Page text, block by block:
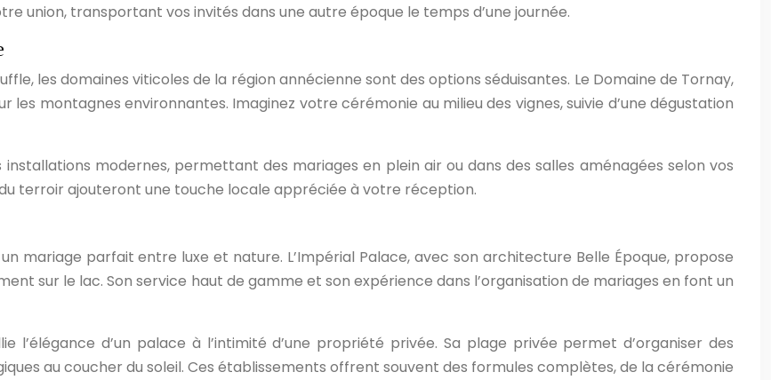
union, transportant vos invités dans une autre époque le temps d’une journée.
les domaines viticoles de la région annécienne sont des options séduisantes. Le Domaine de Tornay,
les montagnes environnantes. Imaginez votre cérémonie au milieu des vignes, suivie d’une dégustation
modernes, permettant des mariages en plein air ou dans des salles aménagées selon vos
terroir ajouteront une touche locale appréciée à votre réception.
mariage parfait entre luxe et nature. L’Impérial Palace, avec son architecture Belle Époque, propose
sur le lac. Son service haut de gamme et son expérience dans l’organisation de mariages en font un
l’élégance d’un palace à l’intimité d’une propriété privée. Sa plage privée permet d’organiser des
au coucher du soleil. Ces établissements offrent souvent des formules complètes, de la cérémonie